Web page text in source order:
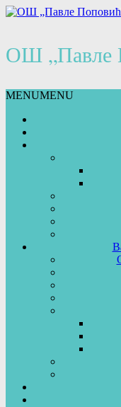
ОШ „Павле
MENUMENU